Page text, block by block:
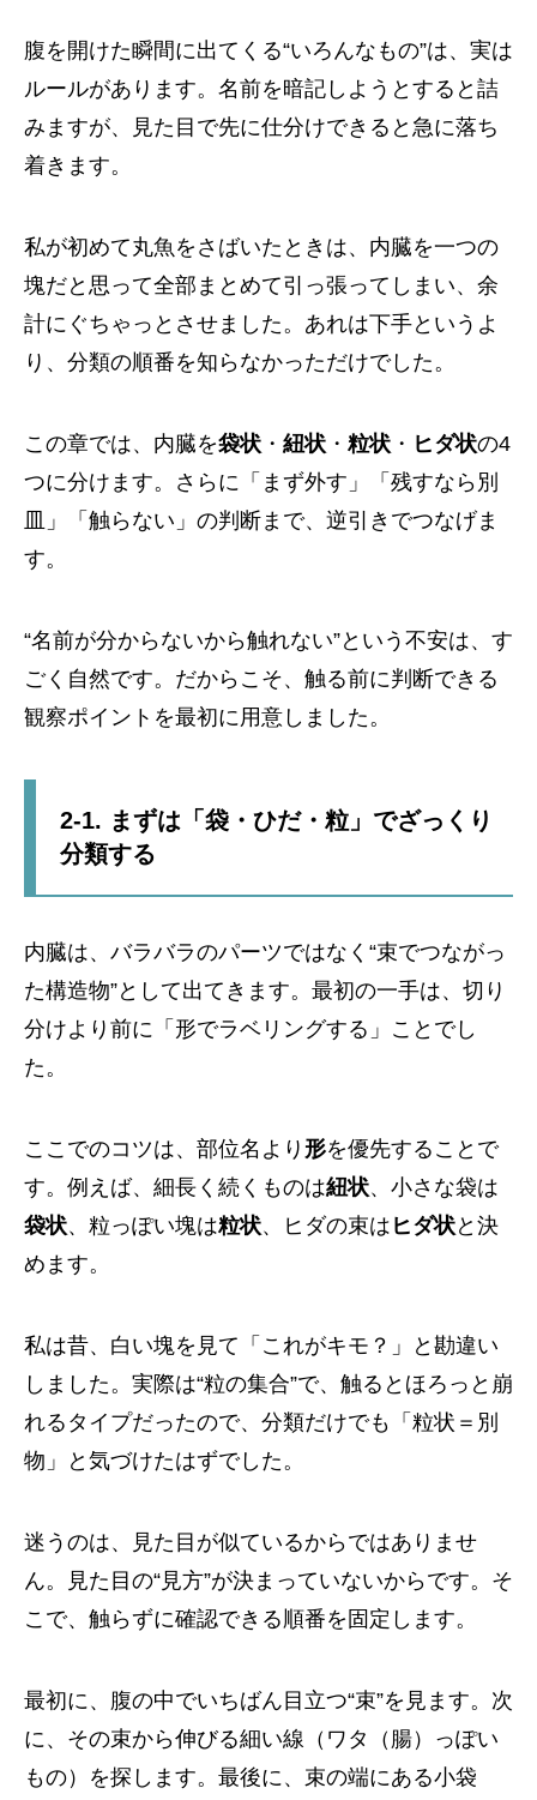
腹を開けた瞬間に出てくる“いろんなもの”は、実は
ルールがあります。名前を暗記しようとすると詰
みますが、見た目で先に仕分けできると急に落ち
着きます。
私が初めて丸魚をさばいたときは、内臓を一つの
塊だと思って全部まとめて引っ張ってしまい、余
計にぐちゃっとさせました。あれは下手というよ
り、分類の順番を知らなかっただけでした。
この章では、内臓を袋状 ・ 紐状 ・ 粒状 ・ ヒダ状の4
つに分けます。さらに「まず外す」「残すなら別
皿」「触らない」の判断まで、逆引きでつなげま
す。
“名前が分からないから触れない”という不安は、す
ごく自然です。だからこそ、触る前に判断できる
観察ポイントを最初に用意しました。
2-1. まずは「袋・ひだ・粒」でざっくり
分類する
内臓は、バラバラのパーツではなく“束でつながっ
た構造物”として出てきます。最初の一手は、切り
分けより前に「形でラベリングする」ことでし
た。
ここでのコツは、部位名より 形を優先することで
す。例えば、細長く続くものは紐状、小さな袋は
袋状、粒っぽい塊は粒状、ヒダの束は ヒダ状と決
めます。
私は昔、白い塊を見て「これがキモ？」と勘違い
しました。実際は“粒の集合”で、触るとほろっと崩
れるタイプだったので、分類だけでも「粒状＝別
物」と気づけたはずでした。
迷うのは、見た目が似ているからではありませ
ん。見た目の“見方”が決まっていないからです。そ
こで、触らずに確認できる順番を固定します。
最初に、腹の中でいちばん目立つ“束”を見ます。次
に、その束から伸びる細い線（ワタ（腸）っぽい
もの）を探します。最後に、束の端にある小袋